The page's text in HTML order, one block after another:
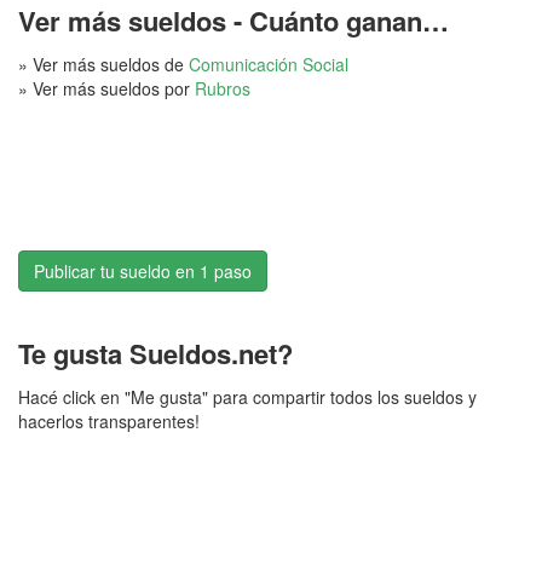
Ver más sueldos - Cuánto ganan…
» Ver más sueldos de Comunicación Social
» Ver más sueldos por Rubros
Publicar tu sueldo en 1 paso
Te gusta Sueldos.net?
Hacé click en "Me gusta" para compartir todos los sueldos y
hacerlos transparentes!